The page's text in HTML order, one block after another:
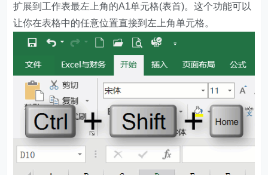
扩展到工作表最左上角的A1单元格(表首)。这个功能可以
让你在表格中的任意位置直接到左上角单元格。